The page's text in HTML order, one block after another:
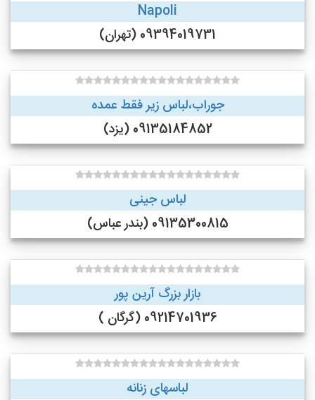
Napoli
09394019731 (تهران)
جوراب،لباس زیر فقط عمده
09135184852 (یزد)
لباس جینی
09135300815 (بندر عباس)
بازار بزرگ آرین پور
09214701936 (گرگان )
لباسهای زنانه